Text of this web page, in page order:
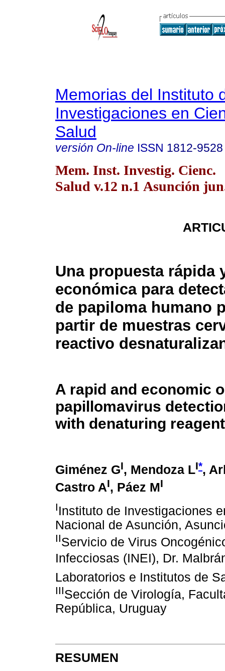
Memorias del Instituto
Investigaciones en
Salud
versión On-line ISSN 1812-9528
Mem. Inst. Investig. Cienc.
Salud v.12 n.1 Asunción
Una propuesta rápida
económica para
de papiloma humano
partir de muestras
reactivo
A rapid and economic
papillomavirus
with denaturing reagent
Giménez GI, Mendoza LI*,
Castro AI, Páez MI
IInstituto de Investigaciones
Nacional de Asunción,
IIServicio de Virus
Infecciosas (INEI), Dr.
Laboratorios e Institutos de
IIISección de Virología,
República, Uruguay
RESUMEN